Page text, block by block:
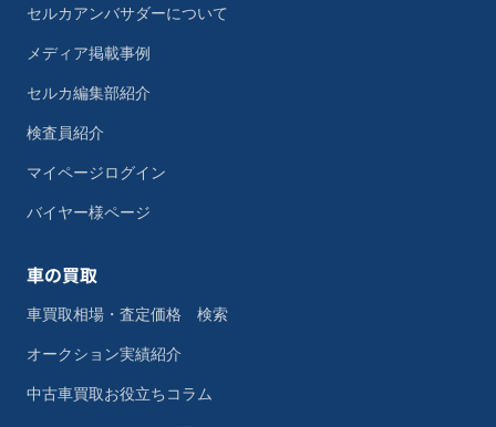
セルカアンバサダーについて
メディア掲載事例
セルカ編集部紹介
検査員紹介
マイページログイン
バイヤー様ページ
車の買取
車買取相場・査定価格 検索
オークション実績紹介
中古車買取お役立ちコラム